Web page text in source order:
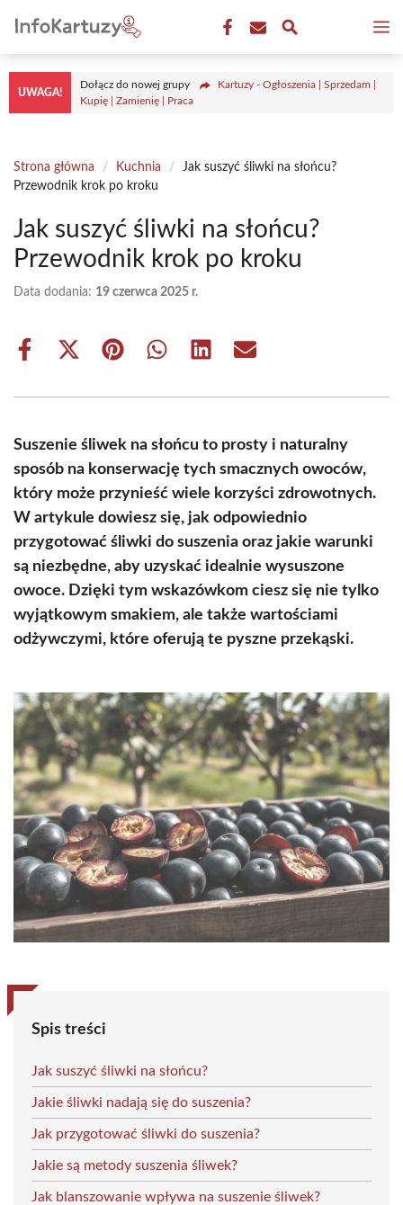
treści
UWAGA!
Dołącz do nowej grupy
Kartuzy - Ogłoszenia | Sprzedam |
Kupię | Zamienię | Praca
Strona główna / Kuchnia /
Jak suszyć śliwki na słońcu?
Przewodnik krok po kroku
Jak suszyć śliwki na słońcu?
Przewodnik krok po kroku
Data dodania: 19 czerwca 2025 r.
Share
Share
(Twitter)
Share Share Share Share
Suszenie śliwek na słońcu to prosty i naturalny
sposób na konserwację tych smacznych owoców,
który może przynieść wiele korzyści zdrowotnych.
W artykule dowiesz się, jak odpowiednio
przygotować śliwki do suszenia oraz jakie warunki
są niezbędne, aby uzyskać idealnie wysuszone
owoce. Dzięki tym wskazówkom ciesz się nie tylko
wyjątkowym smakiem, ale także wartościami
odżywczymi, które oferują te pyszne przekąski.
Spis treści
Jak suszyć śliwki na słońcu?
Jakie śliwki nadają się do suszenia?
Jak przygotować śliwki do suszenia?
Jakie są metody suszenia śliwek?
Jak blanszowanie wpływa na suszenie śliwek?